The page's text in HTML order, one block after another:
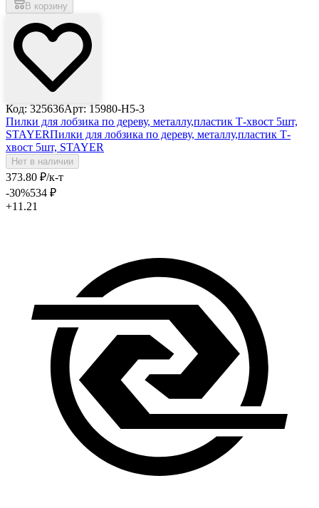
В корзину
Код: 325636Арт: 15980-H5-3
Пилки для лобзика по дереву, металлу,пластик Т-хвост 5шт,
STAYERПилки для лобзика по дереву, металлу,пластик Т-
хвост 5шт, STAYER
Нет в наличии
373.80 ₽/к-т
-30%534 ₽
+11.21